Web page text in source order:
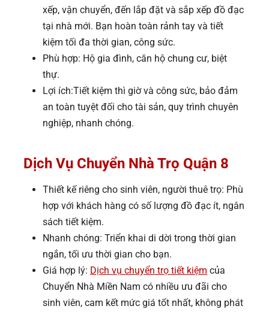
xếp, vận chuyển, đến lắp đặt và sắp xếp đồ đạc
tại nhà mới. Bạn hoàn toàn rảnh tay và tiết
kiệm tối đa thời gian, công sức.
Phù hợp: Hộ gia đình, căn hộ chung cư, biệt
thự.
Lợi ích:Tiết kiệm thì giờ và công sức, bảo đảm
an toàn tuyệt đối cho tài sản, quy trình chuyên
nghiệp, nhanh chóng.
Dịch Vụ Chuyển Nhà Trọ Quận 8
Thiết kế riêng cho sinh viên, người thuê trọ: Phù
hợp với khách hàng có số lượng đồ đạc ít, ngân
sách tiết kiệm.
Nhanh chóng: Triển khai di dời trong thời gian
ngắn, tối ưu thời gian cho bạn.
Giá hợp lý: Dịch vụ chuyển trọ tiết kiệm của
Chuyển Nhà Miền Nam có nhiều ưu đãi cho
sinh viên, cam kết mức giá tốt nhất, không phát